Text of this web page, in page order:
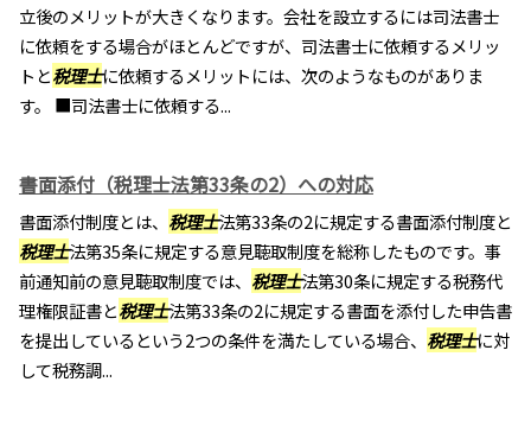
立後のメリットが大きくなります。会社を設立するには司法書士
に依頼をする場合がほとんどですが、司法書士に依頼するメリッ
トと税理士に依頼するメリットには、次のようなものがありま
す。 ■司法書士に依頼する...
書面添付（税理士法第33条の2）への対応
書面添付制度とは、 税理士法第33条の2に規定する書面添付制度と
税理士法第35条に規定する意見聴取制度を総称したものです。事
前通知前の意見聴取制度では、 税理士法第30条に規定する税務代
理権限証書と税理士法第33条の2に規定する書面を添付した申告書
を提出しているという2つの条件を満たしている場合、 税理士に対
して税務調...